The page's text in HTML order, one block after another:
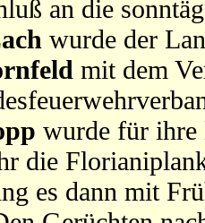
an die
wurde der
mit dem
wurde für ihre
die
es dann mit